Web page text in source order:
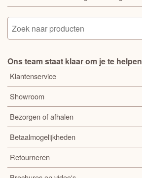
Ons team staat klaar om je te helpen
Klantenservice
Showroom
Bezorgen of afhalen
Betaalmogelijkheden
Retourneren